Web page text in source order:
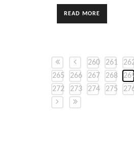
READ MORE
260 261
265
266 267 268
272
273 274 275